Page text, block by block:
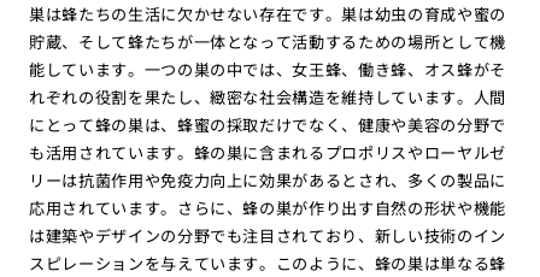
巣は蜂たちの生活に欠かせない存在です。巣は幼虫の育成や蜜の
貯蔵、そして蜂たちが一体となって活動するための場所として機
能しています。一つの巣の中では、女王蜂、働き蜂、オス蜂がそ
れぞれの役割を果たし、緻密な社会構造を維持しています。人間
にとって蜂の巣は、蜂蜜の採取だけでなく、健康や美容の分野で
も活用されています。蜂の巣に含まれるプロポリスやローヤルゼ
リーは抗菌作用や免疫力向上に効果があるとされ、多くの製品に
応用されています。さらに、蜂の巣が作り出す自然の形状や機能
は建築やデザインの分野でも注目されており、新しい技術のイン
スピレーションを与えています。このように、蜂の巣は単なる蜂